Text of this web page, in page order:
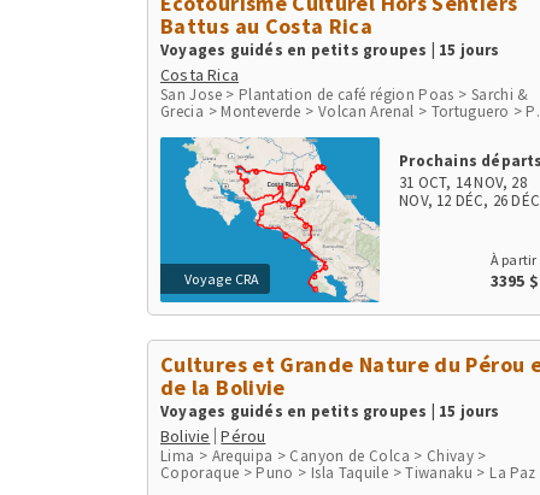
Battus au Costa Rica
Voyages guidés en petits groupes | 15 jours
Costa Rica
San Jose > Plantation de café région Poas > Sarchi &
Grecia > Monteverde > Volcan Arenal > Tortuguero >
> Parc de Corcovado > Parc de Manuel Antonio > Playa
Herradura & Punta Leona > Rio Tarcoles & Carara
Voyage CRA
Prochains
31 OCT, 14 NOV, 28
NOV, 12 DÉC, 26 DÉC
À partir
3395
Cultures et Grande Nature du Pérou
de la Bolivie
Voyages guidés en petits groupes | 15 jours
Bolivie Pérou
Lima > Arequipa > Canyon de Colca > Chivay >
Coporaque > Puno > Isla Taquile > Tiwanaku > La Paz